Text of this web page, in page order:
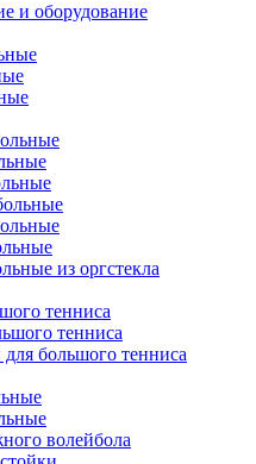
и оборудование
из оргстекла
тенниса
тенниса
большого тенниса
волейбола